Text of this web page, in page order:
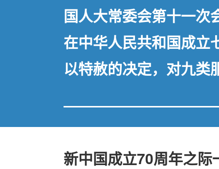
国人大常委会第十一次
在中华人民共和国成立
以特赦的决定，对九类
新中国成立70周年之